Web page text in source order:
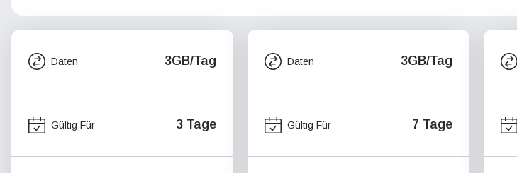
Daten 3GB/Tag
Gültig Für 3 Tage
Daten 3GB/Tag
Gültig Für 7 Tage